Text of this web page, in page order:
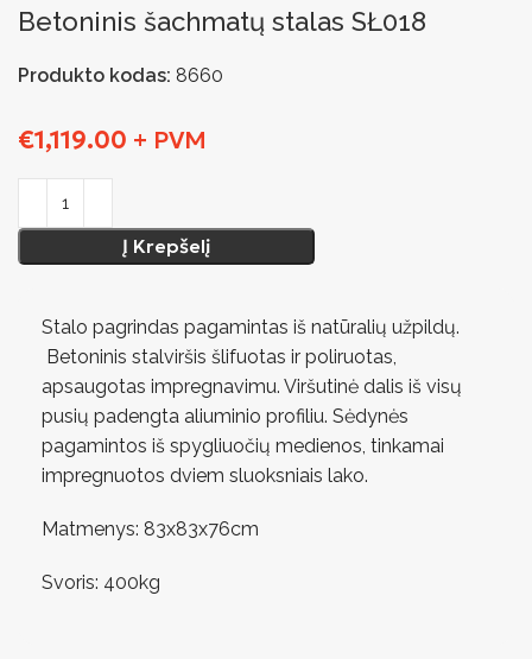
Betoninis šachmatų stalas SŁ018
Produkto kodas: 8660
€1,119.00 + PVM
Į Krepšelį
Stalo pagrindas pagamintas iš natūralių užpildų.
Betoninis stalviršis šlifuotas ir poliruotas,
apsaugotas impregnavimu. Viršutinė dalis iš visų
pusių padengta aliuminio profiliu. Sėdynės
pagamintos iš spygliuočių medienos, tinkamai
impregnuotos dviem sluoksniais lako.
Matmenys: 83x83x76cm
Svoris: 400kg